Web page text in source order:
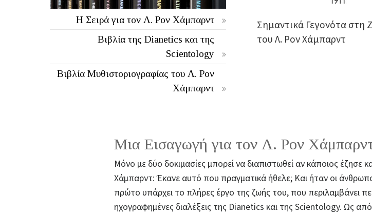
Η Σειρά για τον Λ. Ρον Χάμπαρντ
Βιβλία της Dianetics και της
Scientology
Βιβλία Μυθιστοριογραφίας του Λ. Ρον
Χάμπαρντ
Σημαντικά Γεγονότα στη
του Λ. Ρον Χάμπαρντ
Μια Εισαγωγή για τον Λ. Ρον
Μόνο με δύο δοκιμασίες μπορεί να διαπιστωθεί αν κάποιος
Χάμπαρντ: Έκανε αυτό που πραγματικά ήθελε; Και ήταν οι
πρώτο υπάρχει το πλήρες έργο της ζωής του, που περιλαμβάνει
ηχογραφημένες διαλέξεις της Dianetics και της Scientology. Ως